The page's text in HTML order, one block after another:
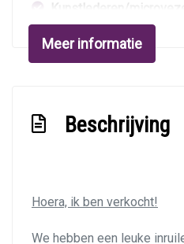
Kunstlederen/
Middenarmsteun voor
Skiluik
Stuur leder
Stuur verstelbaar
Stuurbekrachtiging
Meer informatie
Beschrijving
Hoera, ik ben verkocht!
We hebben een leuke